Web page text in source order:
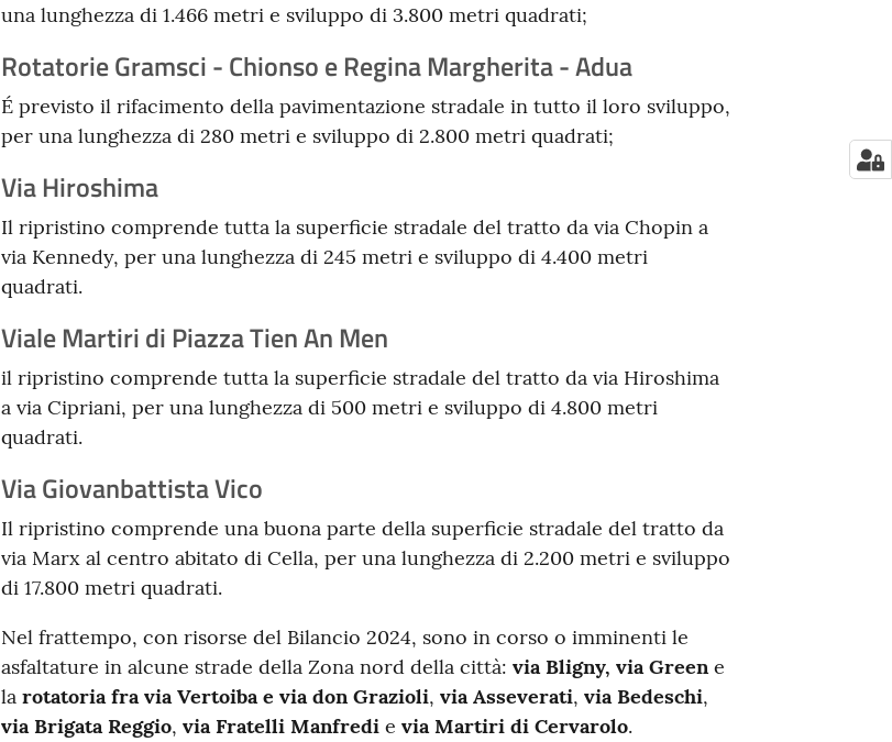
una lunghezza di 1.466 metri e sviluppo di 3.800 metri quadrati;
Rotatorie Gramsci - Chionso e Regina Margherita - Adua
É previsto il rifacimento della pavimentazione stradale in tutto il loro sviluppo,
per una lunghezza di 280 metri e sviluppo di 2.800 metri quadrati;
Via Hiroshima
Il ripristino comprende tutta la superficie stradale del tratto da via Chopin a
via Kennedy, per una lunghezza di 245 metri e sviluppo di 4.400 metri
quadrati.
Viale Martiri di Piazza Tien An Men
il ripristino comprende tutta la superficie stradale del tratto da via Hiroshima
a via Cipriani, per una lunghezza di 500 metri e sviluppo di 4.800 metri
quadrati.
Via Giovanbattista Vico
Il ripristino comprende una buona parte della superficie stradale del tratto da
via Marx al centro abitato di Cella, per una lunghezza di 2.200 metri e sviluppo
di 17.800 metri quadrati.
Nel frattempo, con risorse del Bilancio 2024, sono in corso o imminenti le
asfaltature in alcune strade della Zona nord della città: via Bligny, via Green e
la rotatoria fra via Vertoiba e via don Grazioli, via Asseverati, via Bedeschi,
via Brigata Reggio, via Fratelli Manfredi e via Martiri di Cervarolo.